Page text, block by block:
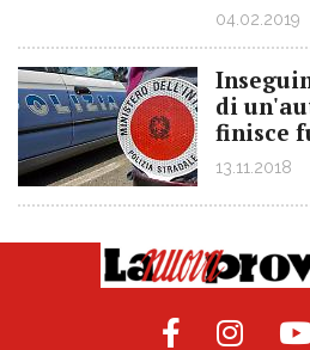
04.02.2019
di
finisce
13.11.2018